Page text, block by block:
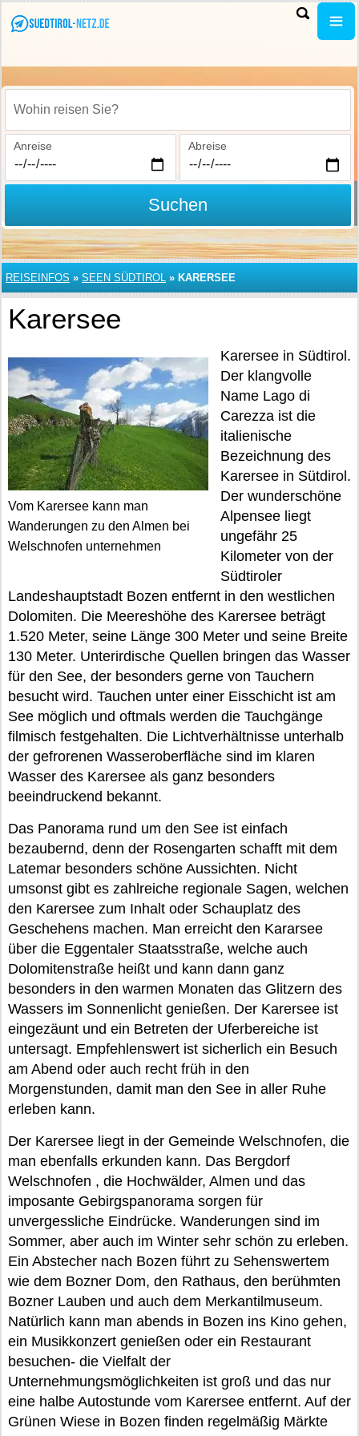
Wohin reisen Sie?
Anreise Abreise
Suchen
REISEINFOS » SEEN SÜDTIROL » KARERSEE
Karersee
Vom Karersee kann man
Wanderungen zu den Almen bei
Welschnofen unternehmen
Karersee in Südtirol.
Der klangvolle
Name Lago di
Carezza ist die
italienische
Bezeichnung des
Karersee in Sütdirol.
Der wunderschöne
Alpensee liegt
ungefähr 25
Kilometer von der
Südtiroler
Landeshauptstadt Bozen entfernt in den westlichen
Dolomiten. Die Meereshöhe des Karersee beträgt
1.520 Meter, seine Länge 300 Meter und seine Breite
130 Meter. Unterirdische Quellen bringen das Wasser
für den See, der besonders gerne von Tauchern
besucht wird. Tauchen unter einer Eisschicht ist am
See möglich und oftmals werden die Tauchgänge
filmisch festgehalten. Die Lichtverhältnisse unterhalb
der gefrorenen Wasseroberfläche sind im klaren
Wasser des Karersee als ganz besonders
beeindruckend bekannt.
Das Panorama rund um den See ist einfach
bezaubernd, denn der Rosengarten schafft mit dem
Latemar besonders schöne Aussichten. Nicht
umsonst gibt es zahlreiche regionale Sagen, welchen
den Karersee zum Inhalt oder Schauplatz des
Geschehens machen. Man erreicht den Kararsee
über die Eggentaler Staatsstraße, welche auch
Dolomitenstraße heißt und kann dann ganz
besonders in den warmen Monaten das Glitzern des
Wassers im Sonnenlicht genießen. Der Karersee ist
eingezäunt und ein Betreten der Uferbereiche ist
untersagt. Empfehlenswert ist sicherlich ein Besuch
am Abend oder auch recht früh in den
Morgenstunden, damit man den See in aller Ruhe
erleben kann.
Der Karersee liegt in der Gemeinde Welschnofen, die
man ebenfalls erkunden kann. Das Bergdorf
Welschnofen , die Hochwälder, Almen und das
imposante Gebirgspanorama sorgen für
unvergessliche Eindrücke. Wanderungen sind im
Sommer, aber auch im Winter sehr schön zu erleben.
Ein Abstecher nach Bozen führt zu Sehenswertem
wie dem Bozner Dom, den Rathaus, den berühmten
Bozner Lauben und auch dem Merkantilmuseum.
Natürlich kann man abends in Bozen ins Kino gehen,
ein Musikkonzert genießen oder ein Restaurant
besuchen- die Vielfalt der
Unternehmungsmöglichkeiten ist groß und das nur
eine halbe Autostunde vom Karersee entfernt. Auf der
Grünen Wiese in Bozen finden regelmäßig Märkte